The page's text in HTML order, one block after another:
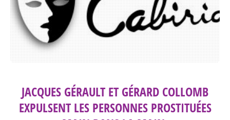
JACQUES GÉRAULT ET GÉRARD COLLOMB
EXPULSENT LES PERSONNES PROSTITUÉES